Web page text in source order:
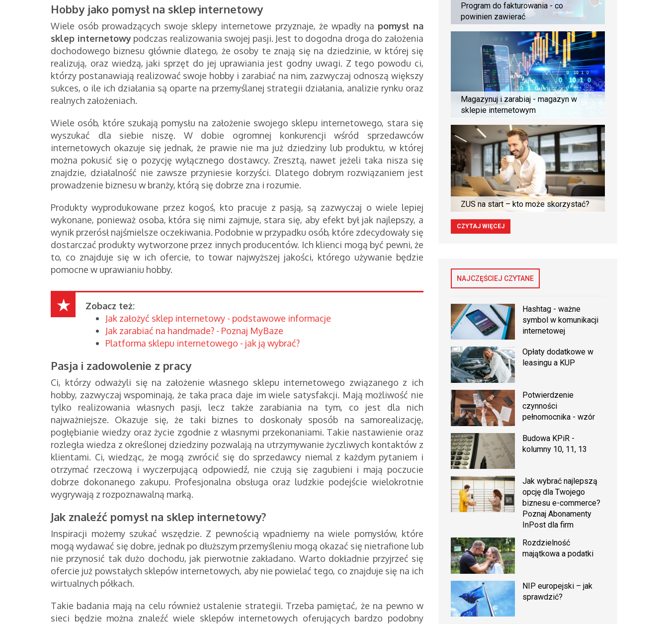
Hobby jako pomysł na sklep internetowy
Wiele osób prowadzących swoje sklepy internetowe przyznaje, że wpadły na pomysł na
sklep internetowypodczas realizowania swojej pasji. Jest to dogodna droga do założenia
dochodowego biznesu głównie dlatego, że osoby te znają się na dziedzinie, w której się
realizują, oraz wiedzą, jaki sprzęt do jej uprawiania jest godny uwagi. Z tego powodu ci,
którzy postanawiają realizować swoje hobby i zarabiać na nim, zazwyczaj odnoszą większy
sukces, o ile ich działania są oparte na przemyślanej strategii działania, analizie rynku oraz
realnych założeniach.
Wiele osób, które szukają pomysłu na założenie swojego sklepu internetowego, stara się
wyszukać dla siebie niszę. W dobie ogromnej konkurencji wśród sprzedawców
internetowych okazuje się jednak, że prawie nie ma już dziedziny lub produktu, w której
można pokusić się o pozycję wyłącznego dostawcy. Zresztą, nawet jeżeli taka nisza się
znajdzie, działalność nie zawsze przyniesie korzyści. Dlatego dobrym rozwiązaniem jest
prowadzenie biznesu w branży, którą się dobrze zna i rozumie.
Produkty wyprodukowane przez kogoś, kto pracuje z pasją, są zazwyczaj o wiele lepiej
wykonane, ponieważ osoba, która się nimi zajmuje, stara się, aby efekt był jak najlepszy, a
wynik przerósł najśmielsze oczekiwania. Podobnie w przypadku osób, które zdecydowały się
dostarczać produkty wytworzone przez innych producentów. Ich klienci mogą być pewni, że
to, co znajduje się w ich ofercie, to towar najwyższej jakości, którego używanie będzie
pomocne w uprawianiu hobby.
Zobacz też:
Jak założyć sklep internetowy - podstawowe informacje
Jak zarabiać na handmade? - Poznaj MyBaze
Platforma sklepu internetowego - jak ją wybrać?
Pasja i zadowolenie z pracy
Ci, którzy odważyli się na założenie własnego sklepu internetowego związanego z ich
hobby, zazwyczaj wspominają, że taka praca daje im wiele satysfakcji. Mają możliwość nie
tylko realizowania własnych pasji, lecz także zarabiania na tym, co jest dla nich
najważniejsze. Okazuje się, że taki biznes to doskonały sposób na samorealizację,
pogłębianie wiedzy oraz życie zgodnie z własnymi przekonaniami. Takie nastawienie oraz
rozległa wiedza z określonej dziedziny pozwalają na utrzymywanie życzliwych kontaktów z
klientami. Ci, wiedząc, że mogą zwrócić się do sprzedawcy niemal z każdym pytaniem i
otrzymać rzeczową i wyczerpującą odpowiedź, nie czują się zagubieni i mają poczucie
dobrze dokonanego zakupu. Profesjonalna obsługa oraz ludzkie podejście wielokrotnie
wygrywają z rozpoznawalną marką.
Jak znaleźć pomysł na sklep internetowy?
Inspiracji możemy szukać wszędzie. Z pewnością wpadniemy na wiele pomysłów, które
mogą wydawać się dobre, jednak po dłuższym przemyśleniu mogą okazać się nietrafione lub
nie przynosić tak dużo dochodu, jak pierwotnie zakładano. Warto dokładnie przyjrzeć się
ofercie już powstałych sklepów internetowych, aby nie powielać tego, co znajduje się na ich
wirtualnych półkach.
Takie badania mają na celu również ustalenie strategii. Trzeba pamiętać, że na pewno w
sieci będzie można znaleźć wiele sklepów internetowych oferujących bardzo podobny
Program do fakturowania - co
powinien zawierać
Magazynuj i zarabiaj - magazyn w
sklepie internetowym
ZUS na start – kto może skorzystać?
CZYTAJ WIĘCEJ
NAJCZĘŚCIEJ CZYTANE
Hashtag - ważne
symbol w komunikacji
internetowej
Opłaty dodatkowe w
leasingu a KUP
Potwierdzenie
czynności
pełnomocnika - wzór
Budowa KPiR -
kolumny 10, 11, 13
Jak wybrać najlepszą
opcję dla Twojego
biznesu e-commerce?
Poznaj Abonamenty
InPost dla firm
Rozdzielność
majątkowa a podatki
NIP europejski – jak
sprawdzić?